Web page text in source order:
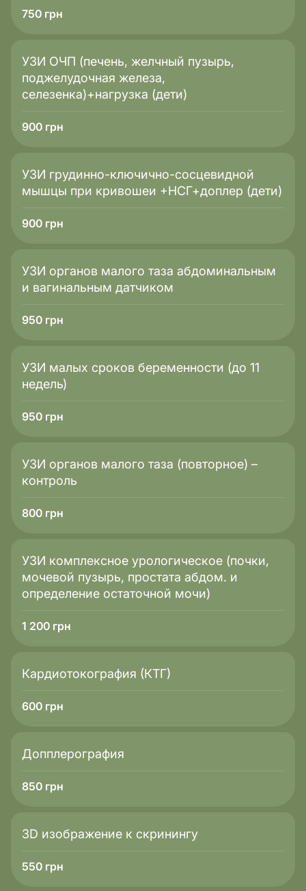
750 грн
УЗИ ОЧП (печень, желчный пузырь,
поджелудочная железа,
селезенка)+нагрузка (дети)
900 грн
УЗИ грудинно-ключично-сосцевидной
мышцы при кривошеи +НСГ+доплер (дети)
900 грн
УЗИ органов малого таза абдоминальным
и вагинальным датчиком
950 грн
УЗИ малых сроков беременности (до 11
недель)
950 грн
УЗИ органов малого таза (повторное) –
контроль
800 грн
УЗИ комплексное урологическое (почки,
мочевой пузырь, простата абдом. и
определение остаточной мочи)
1 200 грн
Кардиотокография (КТГ)
600 грн
Допплерография
850 грн
3D изображение к скринингу
550 грн